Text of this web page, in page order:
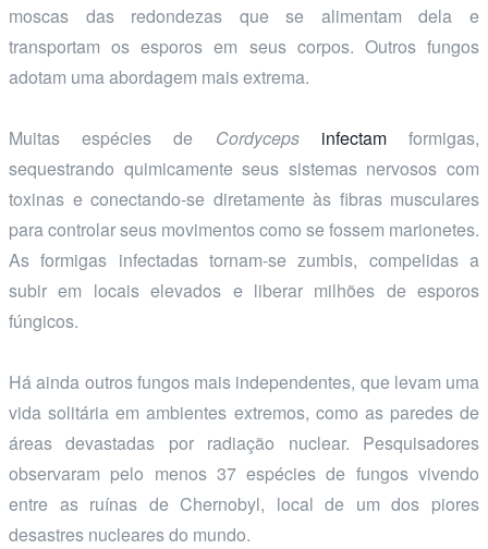
moscas das redondezas que se alimentam dela e
transportam os esporos em seus corpos. Outros fungos
adotam uma abordagem mais extrema.
Muitas espécies de Cordyceps infectamformigas,
sequestrando quimicamente seus sistemas nervosos com
toxinas e conectando-se diretamente às fibras musculares
para controlar seus movimentos como se fossem marionetes.
As formigas infectadas tornam-se zumbis, compelidas a
subir em locais elevados e liberar milhões de esporos
fúngicos.
Há ainda outros fungos mais independentes, que levam uma
vida solitária em ambientes extremos, como as paredes de
áreas devastadas por radiação nuclear. Pesquisadores
observaram pelo menos 37 espécies de fungos vivendo
entre as ruínas de Chernobyl, local de um dos piores
desastres nucleares do mundo.